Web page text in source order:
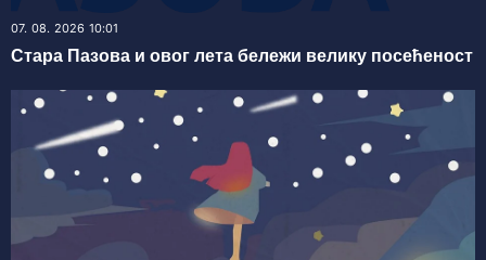
07. 08. 2026 10:01
Стара Пазова и овог лета бележи велику посећеност